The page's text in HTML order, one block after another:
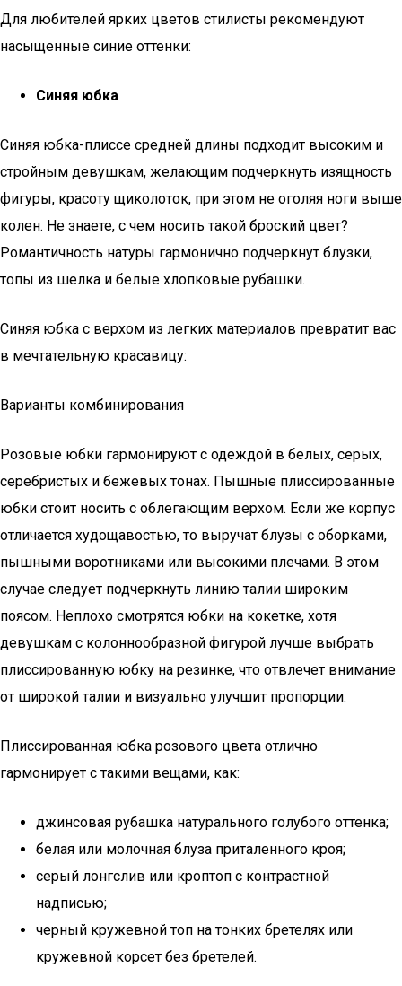
Для любителей ярких цветов стилисты рекомендуют
насыщенные синие оттенки:
Синяя юбка
Синяя юбка-плиссе средней длины подходит высоким и
стройным девушкам, желающим подчеркнуть изящность
фигуры, красоту щиколоток, при этом не оголяя ноги выше
колен. Не знаете, с чем носить такой броский цвет?
Романтичность натуры гармонично подчеркнут блузки,
топы из шелка и белые хлопковые рубашки.
Синяя юбка с верхом из легких материалов превратит вас
в мечтательную красавицу:
Варианты комбинирования
Розовые юбки гармонируют с одеждой в белых, серых,
серебристых и бежевых тонах. Пышные плиссированные
юбки стоит носить с облегающим верхом. Если же корпус
отличается худощавостью, то выручат блузы с оборками,
пышными воротниками или высокими плечами. В этом
случае следует подчеркнуть линию талии широким
поясом. Неплохо смотрятся юбки на кокетке, хотя
девушкам с колоннообразной фигурой лучше выбрать
плиссированную юбку на резинке, что отвлечет внимание
от широкой талии и визуально улучшит пропорции.
Плиссированная юбка розового цвета отлично
гармонирует с такими вещами, как:
джинсовая рубашка натурального голубого оттенка;
белая или молочная блуза приталенного кроя;
серый лонгслив или кроптоп с контрастной
надписью;
черный кружевной топ на тонких бретелях или
кружевной корсет без бретелей.